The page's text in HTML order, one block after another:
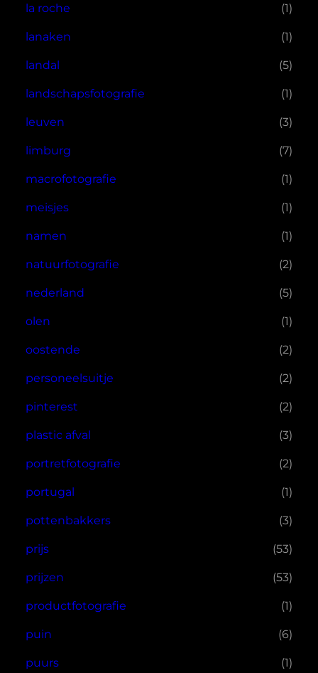
la roche (1)
lanaken (1)
landal (5)
landschapsfotografie (1)
leuven (3)
limburg (7)
macrofotografie (1)
meisjes (1)
namen (1)
natuurfotografie (2)
nederland (5)
olen (1)
oostende (2)
personeelsuitje (2)
pinterest (2)
plastic afval (3)
portretfotografie (2)
portugal (1)
pottenbakkers (3)
prijs (53)
prijzen (53)
productfotografie (1)
puin (6)
puurs (1)